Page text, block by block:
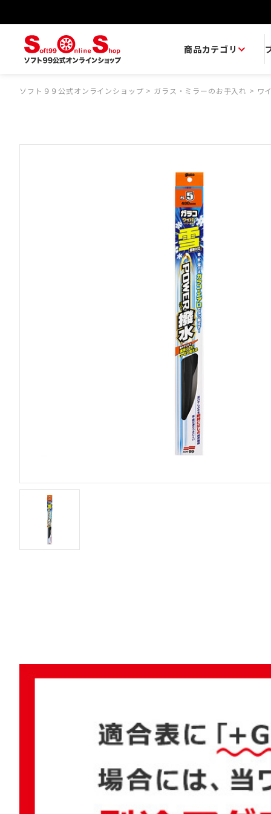
商品カテゴリ
ソフト９９公式オンラインショップ > ガラス・ミラーのお手入れ > ワ